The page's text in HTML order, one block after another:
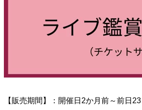
【販売期間】：開催日2か月前～前日